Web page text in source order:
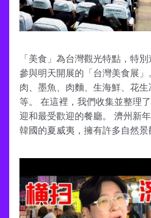
「美食」為台灣觀光特點，特
參與明天開展的「台灣美食展
肉、墨魚、肉麵、生海鮮、花
等。 在這裡，我們收集並整理
迎和最受歡迎的餐廳。 濟州新
韓國的夏威夷，擁有許多自然景